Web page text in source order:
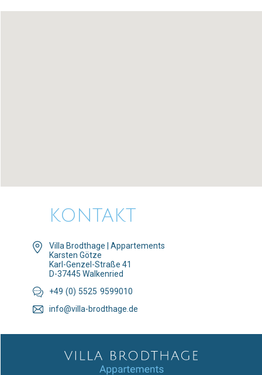
KONTAKT
Villa Brodthage | Appartements
Karsten Götze
Karl-Genzel-Straße 41
D-37445 Walkenried
+49(0) 5525 9599010
info@villa-brodthage.de